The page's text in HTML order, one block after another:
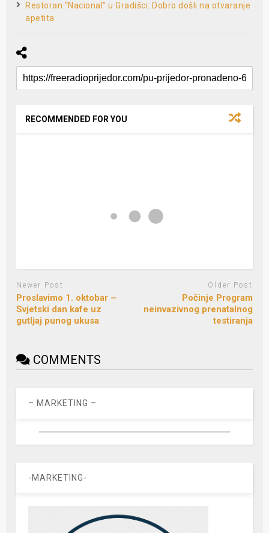
Restoran “Nacional” u Gradišci: Dobro došli na otvaranje
apetita
RECOMMENDED FOR YOU
Newer Post
Proslavimo 1. oktobar –
Svjetski dan kafe uz
gutljaj punog ukusa
Older Post
Počinje Program
neinvazivnog prenatalnog
testiranja
COMMENTS
– MARKETING –
-MARKETING-